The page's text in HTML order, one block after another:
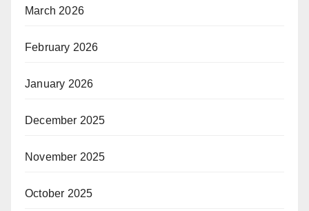
March 2026
February 2026
January 2026
December 2025
November 2025
October 2025